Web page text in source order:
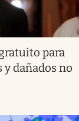
para
y dañados no